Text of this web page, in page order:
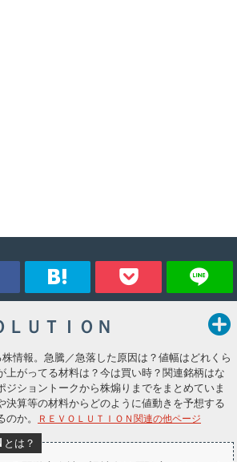
ェ
ア
ク
マ
ー
Pocket
ＬＵＴＩＯＮ
株情報。急騰／急落した原因は？値幅はどれくら
上がってる材料は？今は買い時？関連銘柄はな
ジショントークから株煽りまでをまとめていま
決算等の材料からどのように値動きを予想する
か。
ＲＥＶＯＬＵＴＩＯＮ関連の他ページ
とは？